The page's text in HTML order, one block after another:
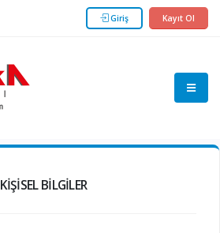
Giriş Kayıt Ol
KIŞISEL BILGILER